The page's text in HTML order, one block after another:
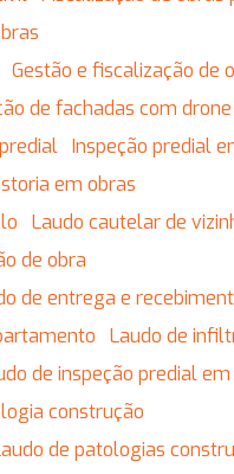
Gestão e fiscalização de
de fachadas com drone
Inspeção predial
em obras
Laudo cautelar de
de obra
de entrega e
Laudo de
de inspeção predial
construção
Laudo de patologias